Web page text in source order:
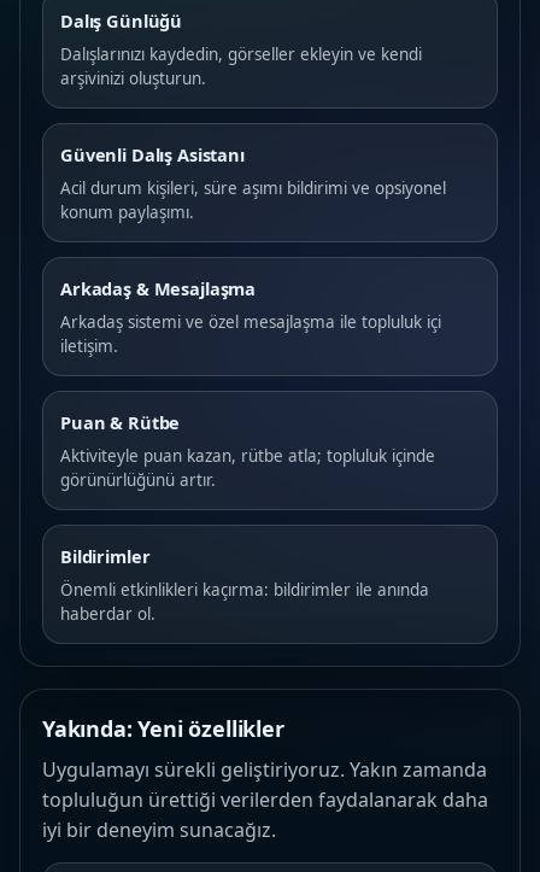
Dalış Günlüğü
Dalışlarınızı kaydedin, görseller ekleyin ve kendi
arşivinizi oluşturun.
Güvenli Dalış Asistanı
Acil durum kişileri, süre aşımı bildirimi ve opsiyonel
konum paylaşımı.
Arkadaş & Mesajlaşma
Arkadaş sistemi ve özel mesajlaşma ile topluluk içi
iletişim.
Puan & Rütbe
Aktiviteyle puan kazan, rütbe atla; topluluk içinde
görünürlüğünü artır.
Bildirimler
Önemli etkinlikleri kaçırma: bildirimler ile anında
haberdar ol.
Yakında: Yeni özellikler
Uygulamayı sürekli geliştiriyoruz. Yakın zamanda
topluluğun ürettiği verilerden faydalanarak daha
iyi bir deneyim sunacağız.